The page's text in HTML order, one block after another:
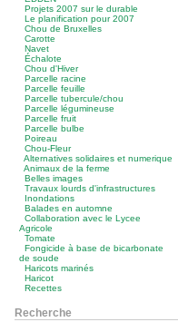
Projets 2007 sur le durable
Le planification pour 2007
Chou de Bruxelles
Carotte
Navet
Échalote
Chou d'Hiver
Parcelle racine
Parcelle feuille
Parcelle tubercule/chou
Parcelle légumineuse
Parcelle fruit
Parcelle bulbe
Poireau
Chou-Fleur
Alternatives solidaires et numerique
Animaux de la ferme
Belles images
Travaux lourds d'infrastructures
Inondations
Balades en automne
Collaboration avec le Lycee
Agricole
Tomate
Fongicide à base de bicarbonate
de soude
Haricots marinés
Haricot
Recettes
Recherche